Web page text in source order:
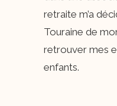
retraite m’a
Touraine de
retrouver mes
enfants.